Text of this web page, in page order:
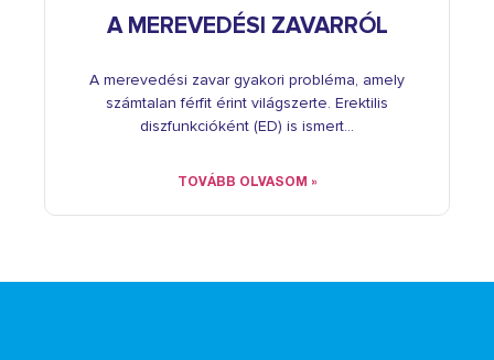
A MEREVEDÉSI ZAVARRÓL
A merevedési zavar gyakori probléma, amely
számtalan férfit érint világszerte. Erektilis
diszfunkcióként (ED) is ismert…
TOVÁBB OLVASOM »